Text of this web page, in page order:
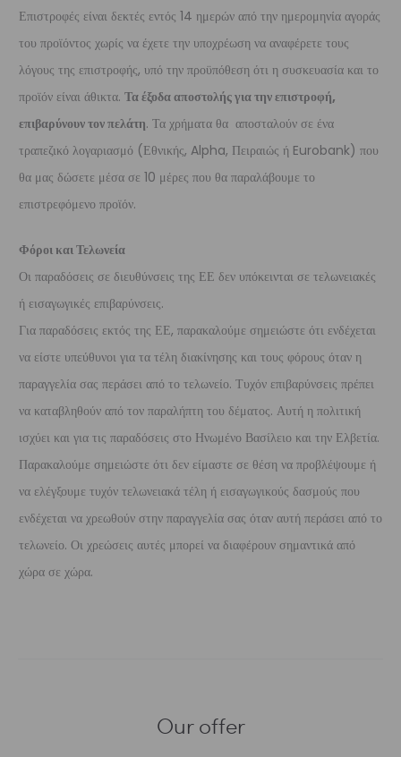
Επιστροφές είναι δεκτές εντός 14 ημερών από την ημερομηνία αγοράς
του προϊόντος χωρίς να έχετε την υποχρέωση να αναφέρετε τους
λόγους της επιστροφής, υπό την προϋπόθεση ότι η συσκευασία και το
προϊόν είναι άθικτα. Τα έξοδα αποστολής για την επιστροφή,
επιβαρύνουν τον πελάτη. Τα χρήματα θα αποσταλούν σε ένα
τραπεζικό λογαριασμό (Εθνικής, Alpha, Πειραιώς ή Eurobank) που
θα μας δώσετε μέσα σε 10 μέρες που θα παραλάβουμε το
επιστρεφόμενο προϊόν.
Φόροι και Τελωνεία
Οι παραδόσεις σε διευθύνσεις της ΕΕ δεν υπόκεινται σε τελωνειακές
ή εισαγωγικές επιβαρύνσεις.
Για παραδόσεις εκτός της ΕΕ, παρακαλούμε σημειώστε ότι ενδέχεται
να είστε υπεύθυνοι για τα τέλη διακίνησης και τους φόρους όταν η
παραγγελία σας περάσει από το τελωνείο. Τυχόν επιβαρύνσεις πρέπει
να καταβληθούν από τον παραλήπτη του δέματος. Αυτή η πολιτική
ισχύει και για τις παραδόσεις στο Ηνωμένο Βασίλειο και την Ελβετία.
Παρακαλούμε σημειώστε ότι δεν είμαστε σε θέση να προβλέψουμε ή
να ελέγξουμε τυχόν τελωνειακά τέλη ή εισαγωγικούς δασμούς που
ενδέχεται να χρεωθούν στην παραγγελία σας όταν αυτή περάσει από το
τελωνείο. Οι χρεώσεις αυτές μπορεί να διαφέρουν σημαντικά από
χώρα σε χώρα.
Our offer